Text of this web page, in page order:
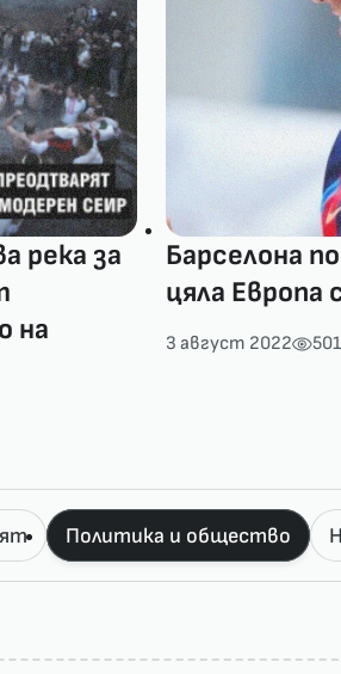
река за
на
Барселона
цяла Европа
3 август 2022
Политика и общество